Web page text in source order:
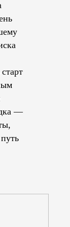
—